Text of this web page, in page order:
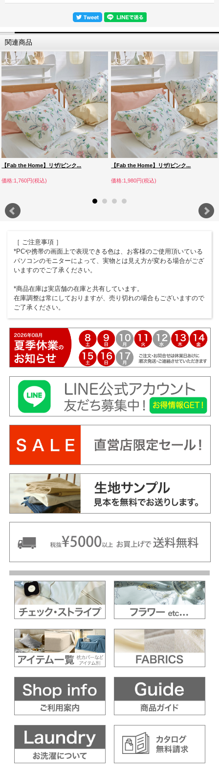
関連商品
【Fab the Home】リザ/ピンク...
価格:1,760円(税込)
【Fab the Home】リザ/ピンク...
価格:1,980円(税込)
［ ご注意事項 ］
*PCや携帯の画面上で表現できる色は、お客様のご使用頂いている
パソコンのモニターによって、実物とは見え方が変わる場合がござ
いますのでご了承ください。
*商品在庫は実店舗の在庫と共有しています。
在庫調整は常にしておりますが、売り切れの場合もございますので
ご了承ください。